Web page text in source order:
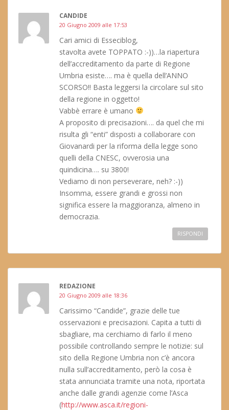
CANDIDE
20 Giugno 2009 alle 17:53
Cari amici di Esseciblog,
stavolta avete TOPPATO :-))…la riapertura
dell’accreditamento da parte di Regione
Umbria esiste…. ma è quella dell’ANNO
SCORSO!! Basta leggersi la circolare sul sito
della regione in oggetto!
Vabbè errare è umano
A proposito di precisazioni…. da quel che mi
risulta gli “enti” disposti a collaborare con
Giovanardi per la riforma della legge sono
quelli della CNESC, ovverosia una
quindicina…. su 3800!
Vediamo di non perseverare, neh? :-))
Insomma, essere grandi e grossi non
significa essere la maggioranza, almeno in
democrazia.
RISPONDI
REDAZIONE
20 Giugno 2009 alle 18:36
Carissimo “Candide”, grazie delle tue
osservazioni e precisazioni. Capita a tutti di
sbagliare, ma cerchiamo di farlo il meno
possibile controllando sempre le notizie: sul
sito della Regione Umbria non c’è ancora
nulla sull’accreditamento, però la cosa è
stata annunciata tramite una nota, riportata
anche dalle grandi agenzie come l’Asca
(http://www.asca.it/regioni-